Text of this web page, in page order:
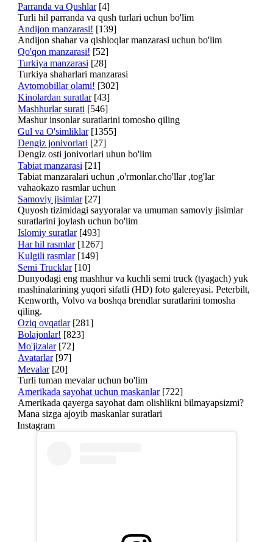
Parranda va Qushlar [4]
Turli hil parranda va qush turlari uchun bo'lim
Andijon manzarasi! [139]
Andijon shahar va qishloqlar manzarasi uchun bo'lim
Qo'qon manzarasi! [52]
Turkiya manzarasi [28]
Turkiya shaharlari manzarasi
Avtomobillar olami! [302]
Kinolardan suratlar [43]
Mashhurlar surati [546]
Mashur insonlar suratlarini tomosho qiling
Gul va O'simliklar [1355]
Dengiz jonivorlari [27]
Dengiz osti jonivorlari uhun bo'lim
Tabiat manzarasi [21]
Tabiat manzaralari uchun ,o'rmonlar.cho'llar ,tog'lar
vahaokazo rasmlar uchun
Samoviy jisimlar [27]
Quyosh tizimidagi sayyoralar va umuman samoviy jisimlar
suratlarini joylash uchun bo'lim
Islomiy suratlar [493]
Har hil rasmlar [1267]
Kulgili rasmlar [149]
Semi Trucklar [10]
Dunyodagi eng mashhur va kuchli semi truck (tyagach) yuk
mashinalarining yuqori sifatli (HD) foto galereyasi. Peterbilt,
Kenworth, Volvo va boshqa brendlar suratlarini tomosha
qiling.
Oziq ovqatlar [281]
Bolajonlar! [823]
Mo'jizalar [72]
Avatarlar [97]
Mevalar [20]
Turli tuman mevalar uchun bo'lim
Amerikada sayohat uchun maskanlar [722]
Amerikada qayerga sayohat dam olishlikni bilmayapsizmi?
Mana sizga ajoyib maskanlar suratlari
Instagram